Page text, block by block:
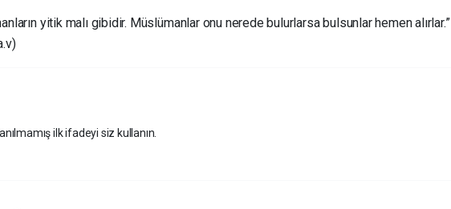
yitik malı gibidir. Müslümanlar onu nerede bulurlarsa bulsunlar hemen alırlar.”
ilk ifadeyi siz kullanın.